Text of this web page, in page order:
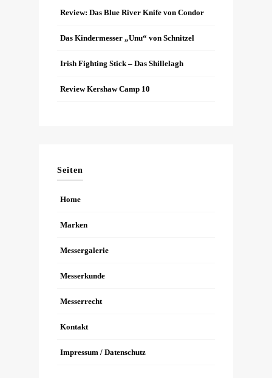
Review: Das Blue River Knife von Condor
Das Kindermesser „Unu“ von Schnitzel
Irish Fighting Stick – Das Shillelagh
Review Kershaw Camp 10
Seiten
Home
Marken
Messergalerie
Messerkunde
Messerrecht
Kontakt
Impressum / Datenschutz